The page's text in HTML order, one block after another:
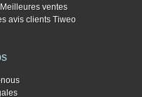
Meilleures ventes
avis clients Tiweo